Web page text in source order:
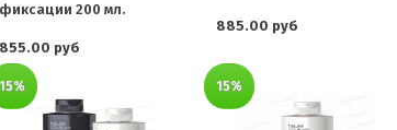
фиксации 200 мл.
855.00 руб
885.00 руб
15% 15%